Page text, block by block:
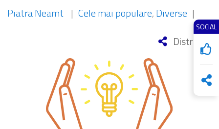
SOCIAL
Piatra Neamt | Cele mai populare,Diverse |
Distribuie